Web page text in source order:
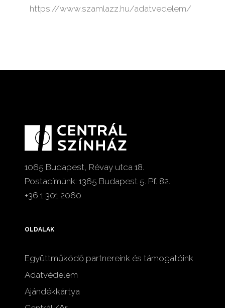
https://www.szamlazz.hu/adatvedelem/
1065 Budapest, Révay utca 18.
Postacímünk: 1365 Budapest 5. Pf. 82.
+36 1 301 2060
OLDALAK
Együttműködő partnereink és támogatóink
Adatvédelem
Ajándékkártya